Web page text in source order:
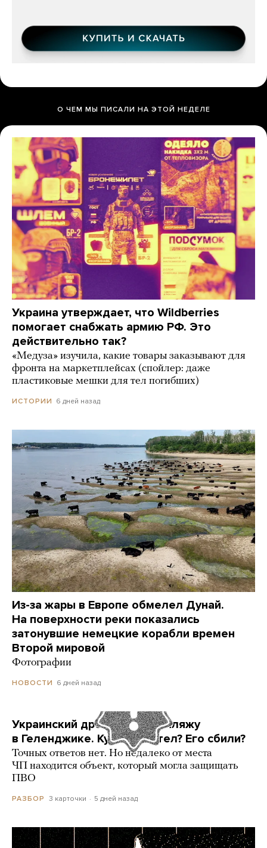
О ЧЕМ МЫ ПИСАЛИ НА ЭТОЙ НЕДЕЛЕ
Украина утверждает, что Wildberries
помогает снабжать армию РФ. Это
действительно так?
«Медуза» изучила, какие товары заказывают для
фронта на маркетплейсах (спойлер: даже
пластиковые мешки для тел погибших)
ИСТОРИИ 6 дней назад
Из-за жары в Европе обмелел Дунай.
На поверхности реки показались
затонувшие немецкие корабли времен
Второй мировой
Фотографии
НОВОСТИ 6 дней назад
Украинский дрон попал по пляжу
в Геленджике. Куда он летел? Его сбили?
Точных ответов нет. Но недалеко от места
ЧП находится объект, который могла защищать
ПВО
РАЗБОР 3 карточки 5 дней назад